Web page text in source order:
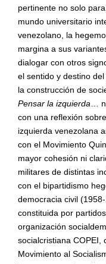
pertinente no solo
mundo universitario
venezolano, la
margina a sus
dialogar con otros
el sentido y destino
la construcción de
Pensar la izquierda…
con una reflexión
izquierda venezolana
con el Movimiento
mayor cohesión ni
militares de distintas
con el bipartidismo
democracia civil
constituida por
organización socialdem
socialcristiana COPEI,
Movimiento al